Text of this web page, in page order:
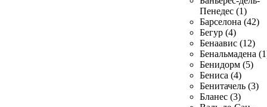
Пенедес (1)
Барселона (42)
Бегур (4)
Бенаавис (12)
Бенальмадена
Бенидорм (5)
Бениса (4)
Бенитачель (3)
Бланес (3)